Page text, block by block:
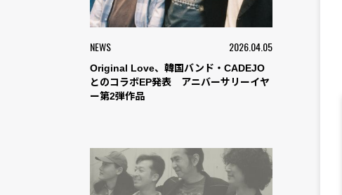
NEWS 2026.04.05
Original Love、韓国バンド・CADEJO
とのコラボEP発表 アニバーサリーイヤ
ー第2弾作品